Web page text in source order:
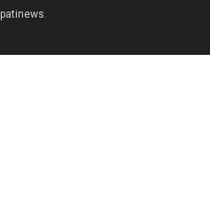
patinews.